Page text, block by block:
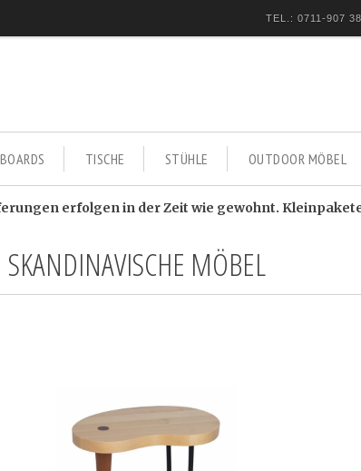
TEL.: 0711-907
TISCHE STÜHLE OUTDOOR MÖBEL
erfolgen in der Zeit wie gewohnt.
SKANDINAVISCHE MÖBEL